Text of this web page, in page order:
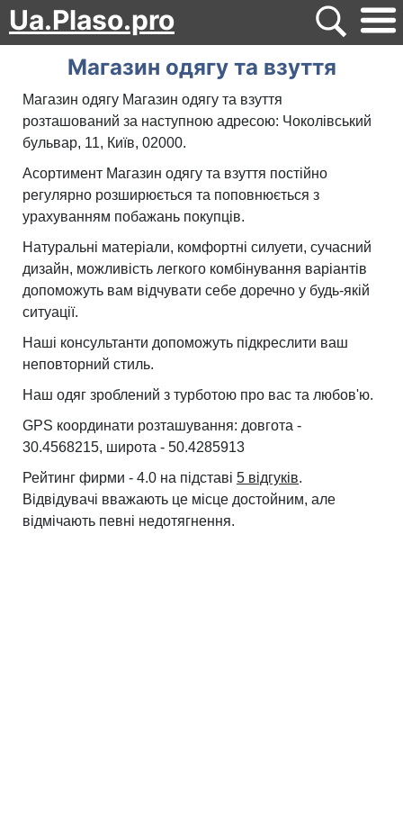
Ua.Plaso.pro
Магазин одягу та взуття
Магазин одягу Магазин одягу та взуття
розташований за наступною адресою: Чоколівський
бульвар, 11, Київ, 02000.
Асортимент Магазин одягу та взуття постійно
регулярно розширюється та поповнюється з
урахуванням побажань покупців.
Натуральні матеріали, комфортні силуети, сучасний
дизайн, можливість легкого комбінування варіантів
допоможуть вам відчувати себе доречно у будь-якій
ситуації.
Наші консультанти допоможуть підкреслити ваш
неповторний стиль.
Наш одяг зроблений з турботою про вас та любов'ю.
GPS координати розташування: довгота -
30.4568215, широта - 50.4285913
Рейтинг фирми - 4.0 на підставі 5 відгуків.
Відвідувачі вважають це місце достойним, але
відмічають певні недотягнення.